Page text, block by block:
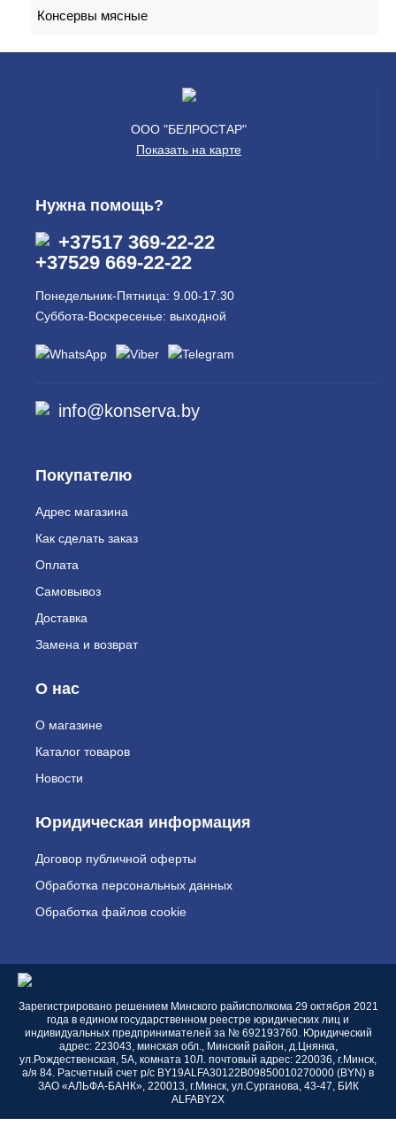
Консервы мясные
ООО "БЕЛРОСТАР"
Показать на карте
Нужна помощь?
+37517 369-22-22
+37529 669-22-22
Понедельник-Пятница: 9.00-17.30
Суббота-Воскресенье: выходной
info@konserva.by
Покупателю
Адрес магазина
Как сделать заказ
Оплата
Самовывоз
Доставка
Замена и возврат
О нас
О магазине
Каталог товаров
Новости
Юридическая информация
Договор публичной оферты
Обработка персональных данных
Обработка файлов cookie
Зарегистрировано решением Минского райисполкома 29 октября 2021
года в едином государственном реестре юридических лиц и
индивидуальных предпринимателей за № 692193760. Юридический
адрес: 223043, минская обл., Минский район, д.Цнянка,
ул.Рождественская, 5А, комната 10Л. почтовый адрес: 220036, г.Минск,
а/я 84. Расчетный счет р/с BY19ALFA30122В09850010270000 (BYN) в
ЗАО «АЛЬФА-БАНК», 220013, г.Минск, ул.Сурганова, 43-47, БИК
ALFABY2X